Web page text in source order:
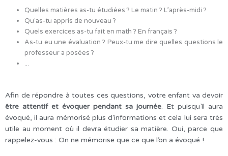
Quelles matières as-tu étudiées ? Le matin ? L’après-midi ?
Qu’as-tu appris de nouveau ?
Quels exercices as-tu fait en math ? En français ?
As-tu eu une évaluation ? Peux-tu me dire quelles questions le
professeur a posées ?
...
Afin de répondre à toutes ces questions, votre enfant va devoir
être attentif et évoquer pendant sa journée. Et puisqu’il aura
évoqué, il aura mémorisé plus d’informations et cela lui sera très
utile au moment où il devra étudier sa matière. Oui, parce que
rappelez-vous : On ne mémorise que ce que l’on a évoqué !